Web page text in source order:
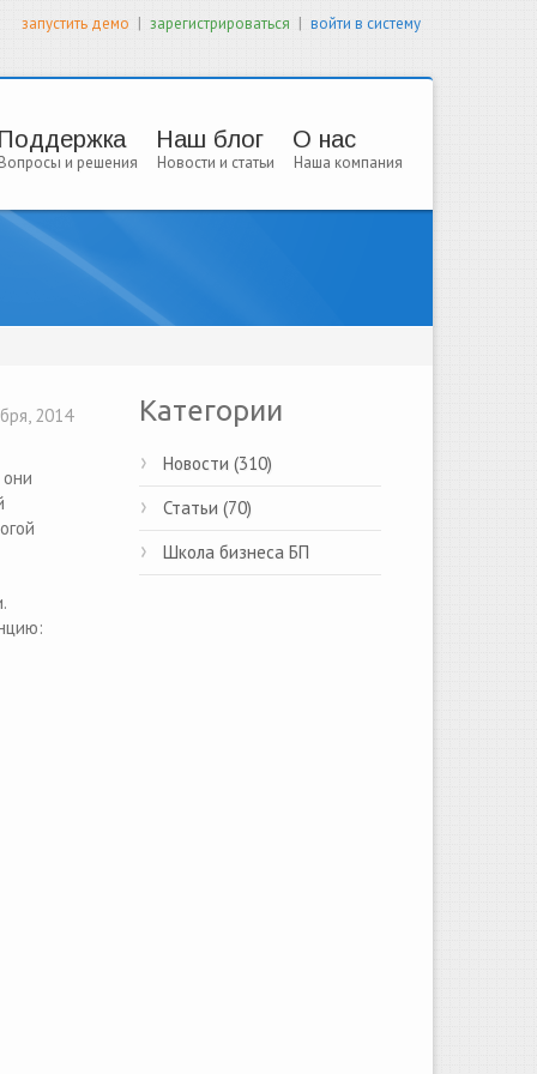
запустить демо | зарегистрироваться | войти в систему
и решения
Наш блог
Новости и статьи
О нас
Наша компания
2014 Категории
Новости (310)
Статьи (70)
Школа бизнеса БП